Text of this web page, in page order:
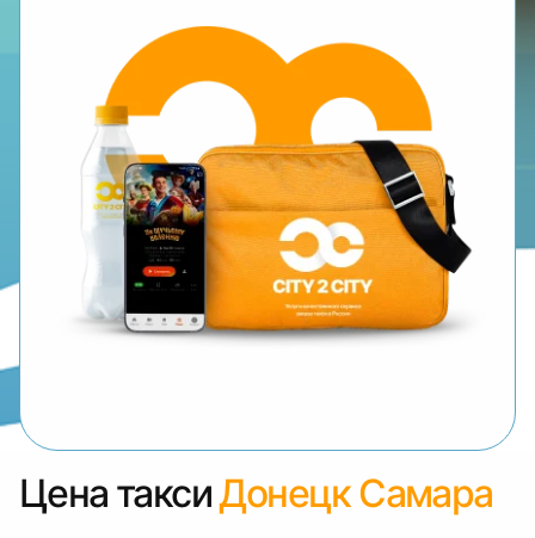
Цена таксиДонецк Самара